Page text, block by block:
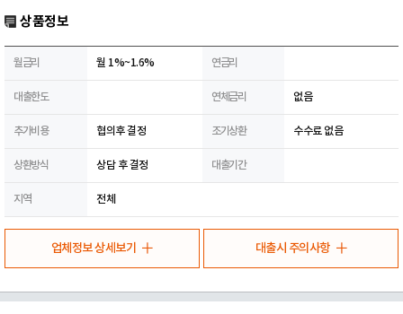
상품정보
월금리 월 1%~1.6% 연금리
대출한도 연체금리 없음
추가비용 협의후 결정 조기상환 수수료 없음
상환방식 상담 후 결정 대출기간
지역 전체
업체정보 상세보기 대출시 주의사항